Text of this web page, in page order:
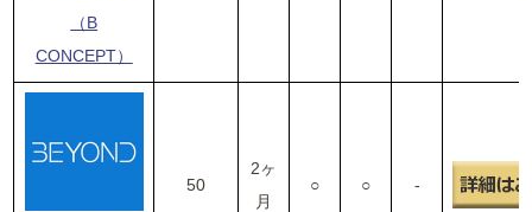
（B
CONCEPT）
50
2ヶ
月
○ ○ -